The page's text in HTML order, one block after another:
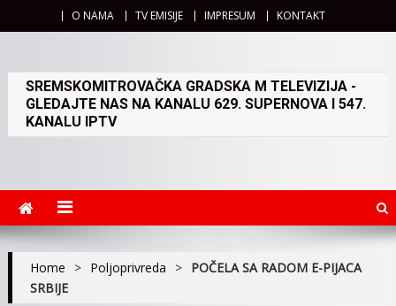
O NAMA TV EMISIJE IMPRESUM KONTAKT
SREMSKOMITROVAČKA GRADSKA M TELEVIZIJA -
GLEDAJTE NAS NA KANALU 629. SUPERNOVA I 547.
KANALU IPTV
Home > Poljoprivreda > POČELA SA RADOM E-PIJACA
SRBIJE